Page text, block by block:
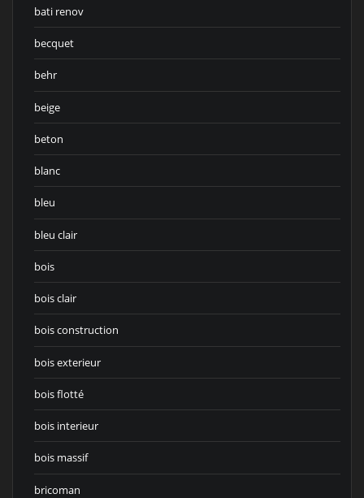
bati renov
becquet
behr
beige
beton
blanc
bleu
bleu clair
bois
bois clair
bois construction
bois exterieur
bois flotté
bois interieur
bois massif
bricoman